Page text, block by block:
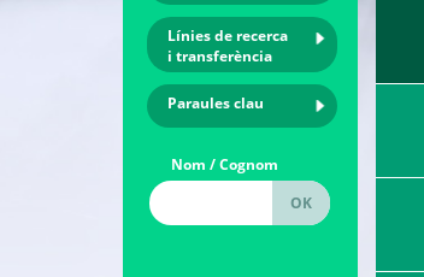
Línies de recerca
i transferència
Paraules clau
Nom / Cognom